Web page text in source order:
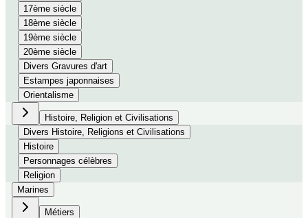
17ème siècle
18ème siècle
19ème siècle
20ème siècle
Divers Gravures d'art
Estampes japonnaises
Orientalisme
Histoire, Religion et Civilisations
Divers Histoire, Religions et Civilisations
Histoire
Personnages célèbres
Religion
Marines
Métiers